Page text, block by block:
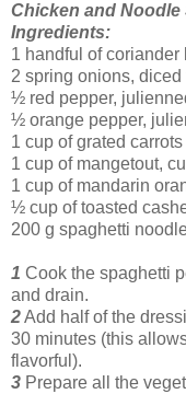
Chicken and Noodle
Ingredients:
1 handful of coriander
2 spring onions, diced
½ red pepper,
½ orange pepper,
1 cup of grated carrots
1 cup of mangetout,
1 cup of mandarin
½ cup of toasted
200 g spaghetti
1 Cook the spaghetti
and drain.
2Add half of the
30 minutes (this
flavorful).
3 Prepare all the